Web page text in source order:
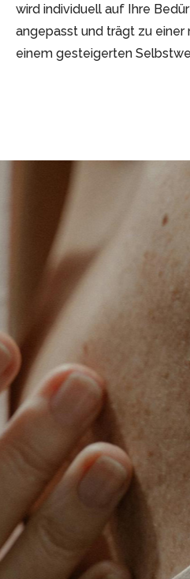
wird individuell auf Ihre
angepasst und trägt zu
einem gesteigerten